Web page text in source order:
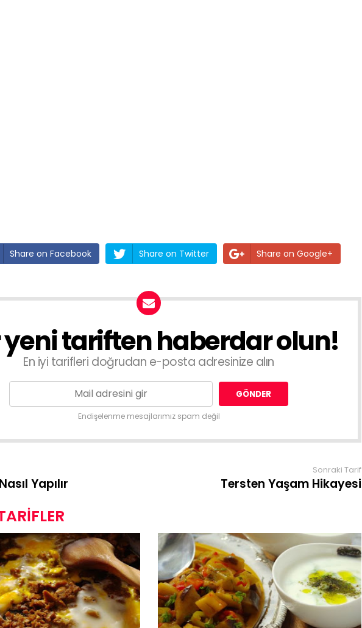
Share on Facebook Share on Twitter Share on Google+
yeni tariften haberdar olun!
En iyi tarifleri doğrudan e-posta adresinize alın
Endişelenme mesajlarımız spam değil
Yapılır
Sonraki Tarif
Tersten Yaşam Hikayesi